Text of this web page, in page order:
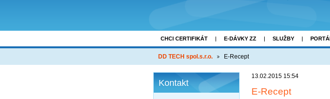
CHCI CERTIFIKÁT E-DÁVKY ZZ SLUŽBY
NOVINKY O FIRMĚ KESTAZENI
DD TECH spol.s.r.o. E-Recept
13.02.2015 15:54
E-Recept
Kontakt